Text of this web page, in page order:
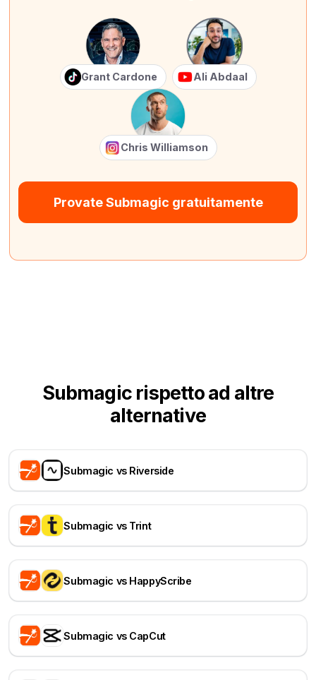
Grant Cardone Ali Abdaal
Chris Williamson
Provate Submagic gratuitamente
Submagic rispetto ad altre
alternative
Submagic vs Riverside
Submagic vs Trint
Submagic vs HappyScribe
Submagic vs CapCut